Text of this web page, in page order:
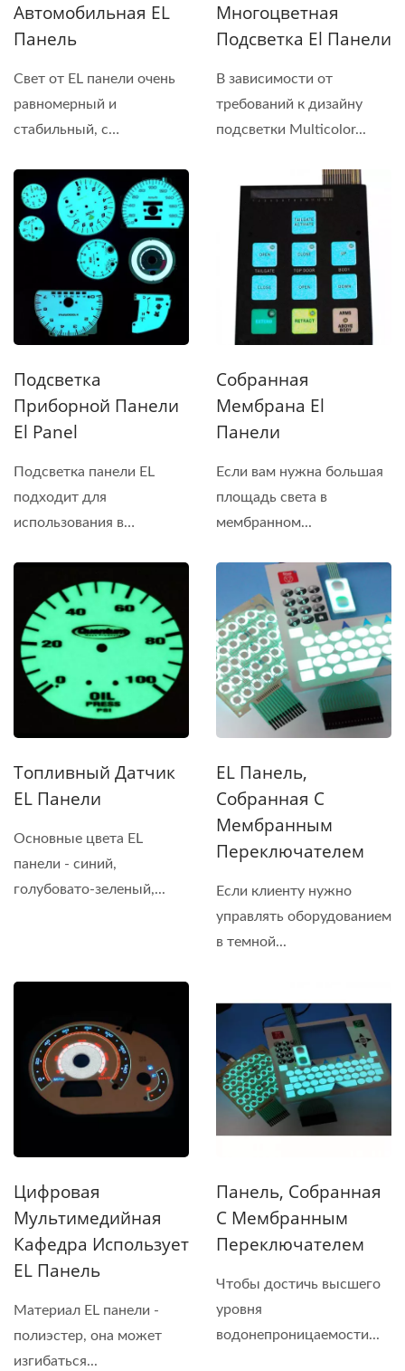
Автомобильная EL
Панель
Свет от EL панели очень
равномерный и
стабильный, с
Многоцветная
Подсветка El Панели
В зависимости от
требований к дизайну
подсветки Multicolor...
Подсветка
Приборной Панели
El Panel
Подсветка панели EL
подходит для
использования в
Собранная
Мембрана El
Панели
Если вам нужна большая
площадь света в
мембранном...
Топливный Датчик
EL Панели
Основные цвета EL
панели - синий,
голубовато-зеленый,...
EL Панель,
Собранная С
Мембранным
Переключателем
Если клиенту нужно
управлять оборудованием
в темной...
Цифровая
Мультимедийная
Кафедра Использует
EL Панель
Материал EL панели -
полиэстер, она может
изгибаться...
Панель, Собранная
С Мембранным
Переключателем
Чтобы достичь высшего
уровня
водонепроницаемости...